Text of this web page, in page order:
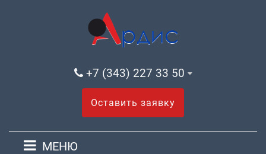
+7 (343) 227 33 50
Оставить заявку
МЕНЮ